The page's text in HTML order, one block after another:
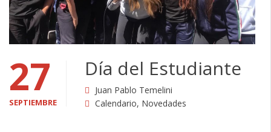
27
SEPTIEMBRE
Día del Estudiante
Juan Pablo Temelini
Calendario, Novedades